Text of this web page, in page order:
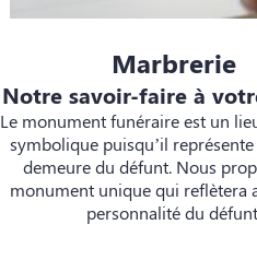
Marbrerie
Notre savoir-faire à
Le monument funéraire est un
symbolique puisqu’il
demeure du défunt. Nous
monument unique qui reflètera
personnalité du